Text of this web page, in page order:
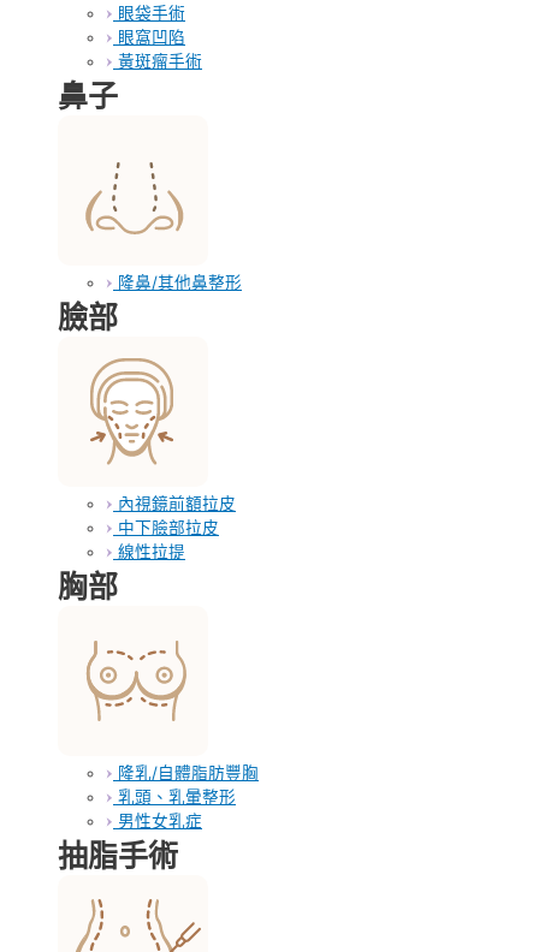
眼袋手術
眼窩凹陷
黃斑瘤手術
鼻子
隆鼻/其他鼻整形
臉部
內視鏡前額拉皮
中下臉部拉皮
線性拉提
胸部
隆乳/自體脂肪豐胸
乳頭、乳暈整形
男性女乳症
抽脂手術